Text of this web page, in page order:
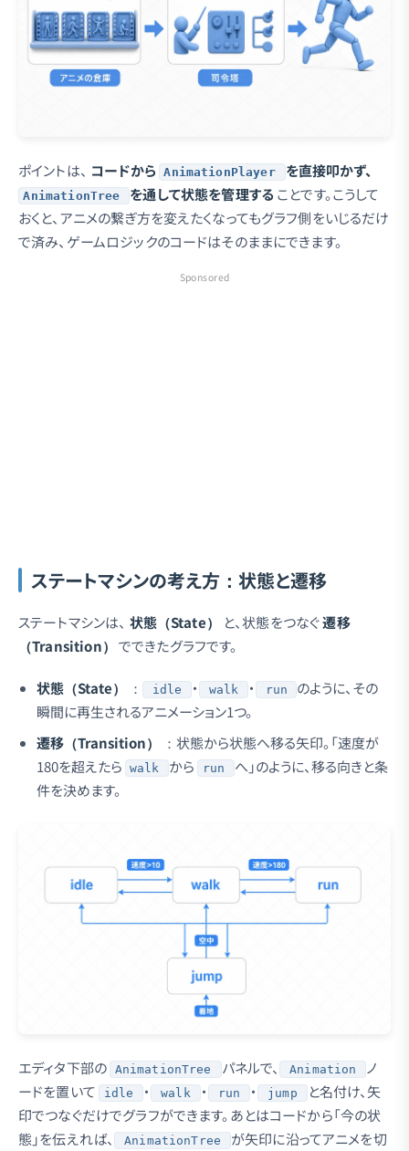
ポイントは、 コードから AnimationPlayer を直接叩かず、
AnimationTree を通して状態を管理することです。こうして
おくと、アニメの繋ぎ方を変えたくなってもグラフ側をいじるだけ
で済み、ゲームロジックのコードはそのままにできます。
Sponsored
ステートマシンの考え方：状態と遷移
ステートマシンは、 状態（State） と、状態をつなぐ遷移
（Transition） でできたグラフです。
状態（State） ： idle ・ walk ・ run
のように、その
瞬間に再生されるアニメーション1つ。
遷移（Transition）
：状態から状態へ移る矢印。「速度が
180を超えたら
walk から run
へ」のように、移る向きと条
件を決めます。
エディタ下部の AnimationTree パネルで、 Animation
ノ
ードを置いて idle ・ walk ・ run ・ jump
と名付け、矢
印でつなぐだけでグラフができます。あとはコードから「今の状
態」を伝えれば、
AnimationTree
が矢印に沿ってアニメを切